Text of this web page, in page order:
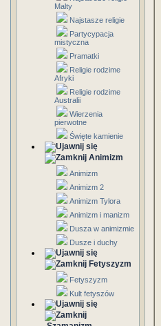
Malty
Najstasze religie
Partycypacja
mistyczna
Pramatki
Religie rodzime
Afryki
Religie rodzime
Australii
Wierzenia
pierwotne
Święte kamienie
Animizm
Animizm
Animizm 2
Animizm Tylora
Animizm i manizm
Dusza w animizmie
Dusze i duchy
Fetyszyzm
Fetyszyzm
Kult fetyszów